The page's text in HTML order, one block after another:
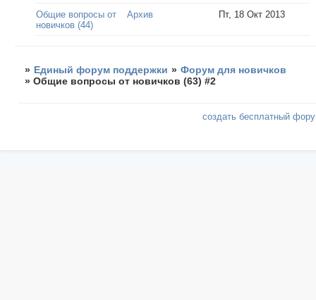
Общие вопросы от
новичков (44)
Архив Пт, 18 Окт 2013
» Единый форум поддержки » Форум для новичков
»Общие вопросы от новичков (63) #2
создать бесплатный